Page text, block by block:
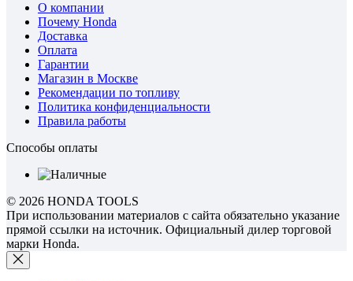
О компании
Почему Honda
Доставка
Оплата
Гарантии
Магазин в Москве
Рекомендации по топливу
Политика конфиденциальности
Правила работы
Способы оплаты
© 2026 HONDA TOOLS
При использовании материалов с сайта обязательно указание
прямой ссылки на источник. Официальный дилер торговой
марки Honda.